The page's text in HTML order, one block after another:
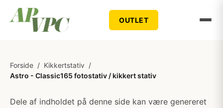
OUTLET
Forside / Kikkertstativ /
Astro - Classic165 fotostativ / kikkert stativ
Dele af indholdet på denne side kan være genereret